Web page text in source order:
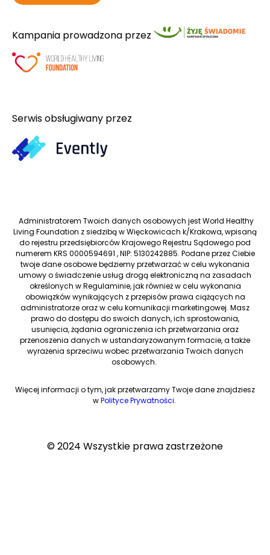
Kampania prowadzona przez
Serwis obsługiwany przez
Administratorem Twoich danych osobowych jest World Healthy
Living Foundation z siedzibą w Więckowicach k/Krakowa, wpisaną
do rejestru przedsiębiorców Krajowego Rejestru Sądowego pod
numerem KRS 0000594691 , NIP: 5130242885. Podane przez Ciebie
twoje dane osobowe będziemy przetwarzać w celu wykonania
umowy o świadczenie usług drogą elektroniczną na zasadach
określonych w Regulaminie, jak również w celu wykonania
obowiązków wynikających z przepisów prawa ciążących na
administratorze oraz w celu komunikacji marketingowej. Masz
prawo do dostępu do swoich danych, ich sprostowania,
usunięcia, żądania ograniczenia ich przetwarzania oraz
przenoszenia danych w ustandaryzowanym formacie, a także
wyrażenia sprzeciwu wobec przetwarzania Twoich danych
osobowych.
Więcej informacji o tym, jak przetwarzamy Twoje dane znajdziesz
wPolityce Prywatności.
© 2024 Wszystkie prawa zastrzeżone